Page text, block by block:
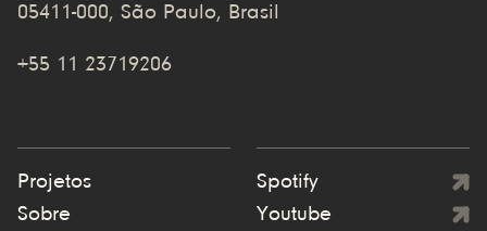
05411-000, São Paulo, Brasil
+55 11 23719206
Projetos
Sobre
Spotify
Youtube